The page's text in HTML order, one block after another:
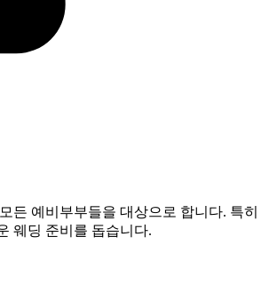
든 예비부부들을 대상으로 합니다. 특히
웨딩 준비를 돕습니다.